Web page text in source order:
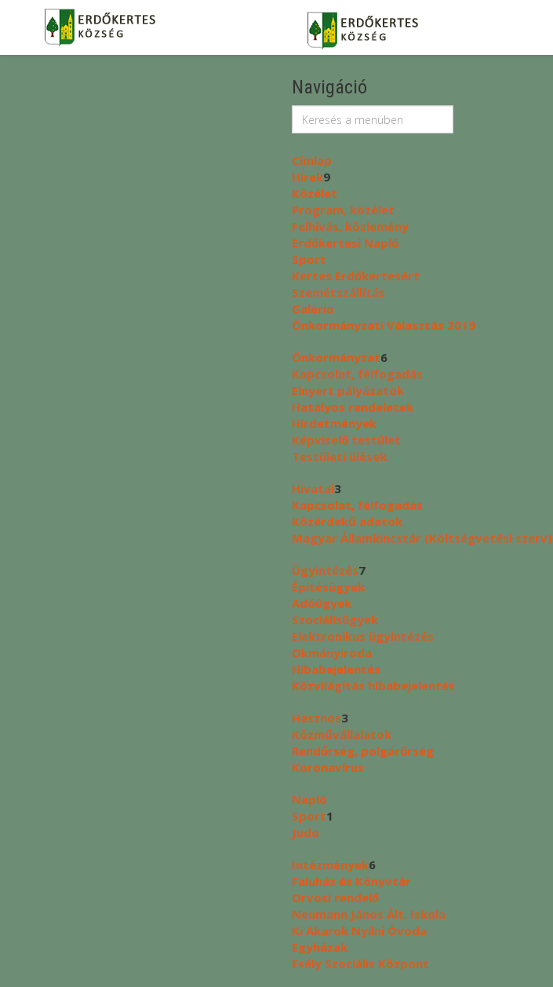
Navigáció
Címlap
Hírek9
Közélet
Program, közélet
Felhívás, közlemény
Erdőkertesi Napló
Sport
Kertes Erdőkertesért
Szemétszállítás
Galéria
Önkormányzati Választás 2019
Önkormányzat6
Kapcsolat, félfogadás
Elnyert pályázatok
Hatályos rendeletek
Hirdetmények
Képviselő testület
Testületi ülések
Hivatal3
Kapcsolat, félfogadás
Közérdekű adatok
Magyar Államkincstár (Költségvetési szerv)
Ügyintézés7
Építésügyek
Adóügyek
Szociálisügyek
Elektronikus ügyintézés
Okmányiroda
Hibabejelentés
Közvilágítás hibabejelentés
Hasznos3
Közművállalatok
Rendőrség, polgárőrség
Koronavírus
Napló
Sport1
Judo
Intézmények6
Faluház és Könyvtár
Orvosi rendelő
Neumann János Ált. Iskola
Ki Akarok Nyílni Óvoda
Egyházak
Esély Szociális Központ